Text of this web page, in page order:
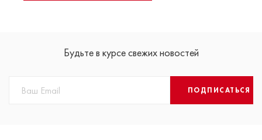
Будьте в курсе свежих новостей
ПОДПИСАТЬСЯ